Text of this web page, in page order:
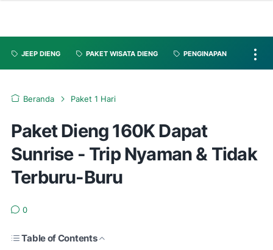
JEEP DIENG PAKET WISATA DIENG PENGINAPAN
Beranda Paket 1 Hari
Paket Dieng 160K Dapat
Sunrise - Trip Nyaman & Tidak
Terburu-Buru
0
Table of Contents